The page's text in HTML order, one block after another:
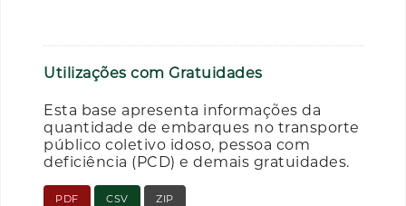
Utilizações com Gratuidades
Esta base apresenta informações da
quantidade de embarques no transporte
público coletivo idoso, pessoa com
deficiência (PCD) e demais gratuidades.
PDF CSV ZIP